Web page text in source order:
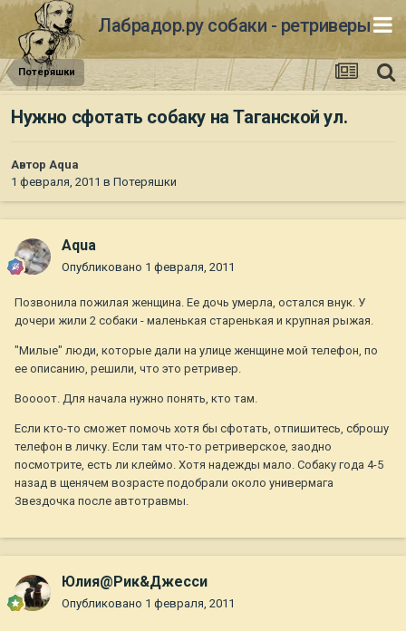
Лабрадор.ру собаки - ретриверы
Потеряшки
Нужно сфотать собаку на Таганской ул.
Автор Aqua
1 февраля, 2011 в Потеряшки
Aqua
Опубликовано 1 февраля, 2011
Позвонила пожилая женщина. Ее дочь умерла, остался внук. У
дочери жили 2 собаки - маленькая старенькая и крупная рыжая.
"Милые" люди, которые дали на улице женщине мой телефон, по
ее описанию, решили, что это ретривер.
Воооот. Для начала нужно понять, кто там.
Если кто-то сможет помочь хотя бы сфотать, отпишитесь, сброшу
телефон в личку. Если там что-то ретриверское, заодно
посмотрите, есть ли клеймо. Хотя надежды мало. Собаку года 4-5
назад в щенячем возрасте подобрали около универмага
Звездочка после автотравмы.
Юлия@Рик&Джесси
Опубликовано 1 февраля, 2011